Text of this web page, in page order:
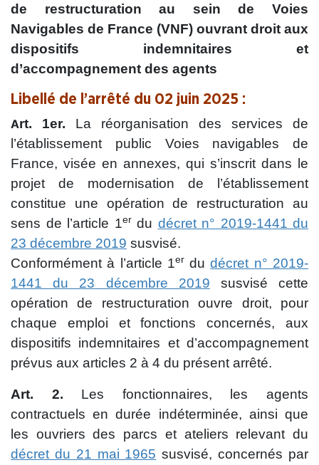
de restructuration au sein de Voies
Navigables de France (VNF) ouvrant droit aux
dispositifs indemnitaires et
d’accompagnement des agents
Libellé de l’arrêté du 02 juin 2025 :
Art. 1er. La réorganisation des services de
l’établissement public Voies navigables de
France, visée en annexes, qui s’inscrit dans le
projet de modernisation de l’établissement
constitue une opération de restructuration au
sens de l’article 1erdu décret n° 2019-1441 du
23 décembre 2019 susvisé.
Conformément à l’article 1erdudécret n° 2019-
1441 du 23 décembre 2019 susvisé cette
opération de restructuration ouvre droit, pour
chaque emploi et fonctions concernés, aux
dispositifs indemnitaires et d’accompagnement
prévus aux articles 2 à 4 du présent arrêté.
Art. 2. Les fonctionnaires, les agents
contractuels en durée indéterminée, ainsi que
les ouvriers des parcs et ateliers relevant du
décret du 21 mai 1965 susvisé, concernés par